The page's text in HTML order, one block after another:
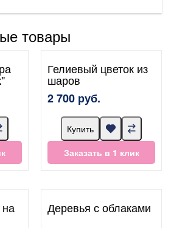
товары
Гелиевый цветок из
шаров
2 700 руб.
Купить
Заказать в 1 клик
Деревья с облаками